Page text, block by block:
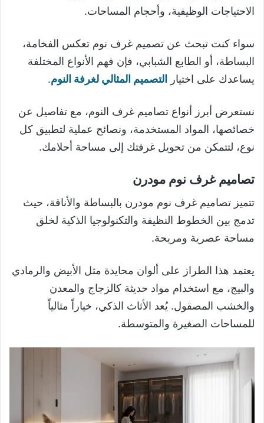
الاحتياجات الوظيفية، وأحجام المساحات.
سواء كنت تبحث عن تصميم غرف نوم تعكس الفخامة،
البساطة، أو الطابع الشبابي، فإن فهم الأنواع المختلفة
يساعدك على اختيار
التصميم المثالي لغرفة النوم.
نستعرض أبرز أنواع تصاميم غرف النوم، مع تفاصيل عن
خصائصها، المواد المستخدمة، ونصائح عملية لتطبيق كل
نوع، لتتمكن من تحويل غرفتك إلى مساحة أحلامك.
تصاميم غرف نوم مودرن
تتميز تصاميم غرف نوم مودرن بالبساطة والأناقة، حيث
تدمج بين الخطوط النظيفة والتكنولوجيا الذكية لخلق
مساحة عصرية ومريحة.
يعتمد هذا الطراز على ألوان محايدة مثل الأبيض والرمادي
والبيج، مع استخدام مواد حديثة كالزجاج والمعدن
والخشب المصقول. يُعد الأثاث الذكي، خياراً مثالياً
للمساحات الصغيرة والمتوسطة.